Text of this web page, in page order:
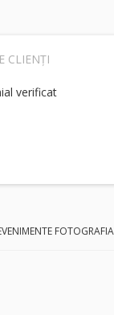
CLIENȚI
verificat